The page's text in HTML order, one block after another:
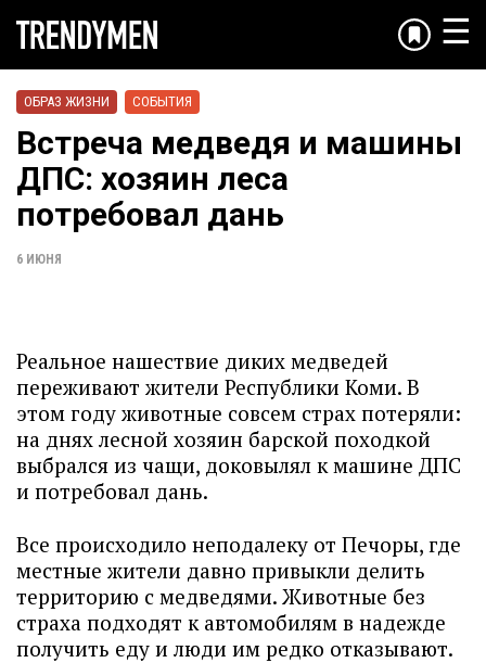
☰
ОБРАЗ ЖИЗНИ СОБЫТИЯ
Встреча медведя и машины
ДПС: хозяин леса
потребовал дань
6 ИЮНЯ
Реальное нашествие диких медведей
переживают жители Республики Коми. В
этом году животные совсем страх потеряли:
на днях лесной хозяин барской походкой
выбрался из чащи, доковылял к машине ДПС
и потребовал дань.
Все происходило неподалеку от Печоры, где
местные жители давно привыкли делить
территорию с медведями. Животные без
страха подходят к автомобилям в надежде
получить еду и люди им редко отказывают.